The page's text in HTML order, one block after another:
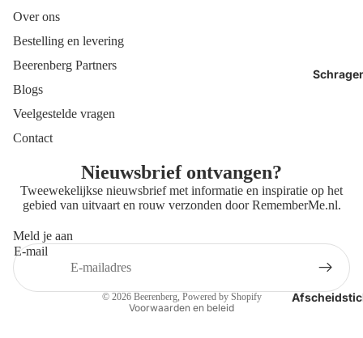
Over ons
Bestelling en levering
Beerenberg Partners
Blogs
Veelgestelde vragen
Contact
Nieuwsbrief ontvangen?
Tweewekelijkse nieuwsbrief met informatie en inspiratie op het
gebied van uitvaart en rouw verzonden doorRememberMe.nl.
Meld je aan
E-mail
© 2026 Beerenberg, Powered by Shopify
Voorwaarden en beleid